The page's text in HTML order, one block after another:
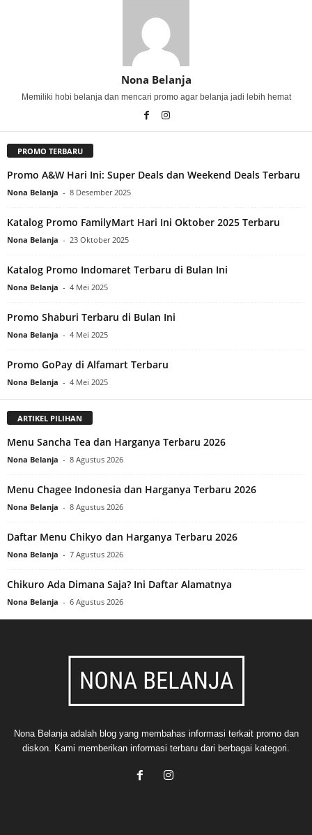
Nona Belanja
Memiliki hobi belanja dan mencari promo agar belanja jadi lebih hemat
PROMO TERBARU
Promo A&W Hari Ini: Super Deals dan Weekend Deals Terbaru
Nona Belanja - 8 Desember 2025
Katalog Promo FamilyMart Hari Ini Oktober 2025 Terbaru
Nona Belanja - 23 Oktober 2025
Katalog Promo Indomaret Terbaru di Bulan Ini
Nona Belanja - 4 Mei 2025
Promo Shaburi Terbaru di Bulan Ini
Nona Belanja - 4 Mei 2025
Promo GoPay di Alfamart Terbaru
Nona Belanja - 4 Mei 2025
ARTIKEL PILIHAN
Menu Sancha Tea dan Harganya Terbaru 2026
Nona Belanja - 8 Agustus 2026
Menu Chagee Indonesia dan Harganya Terbaru 2026
Nona Belanja - 8 Agustus 2026
Daftar Menu Chikyo dan Harganya Terbaru 2026
Nona Belanja - 7 Agustus 2026
Chikuro Ada Dimana Saja? Ini Daftar Alamatnya
Nona Belanja - 6 Agustus 2026
Nona Belanja adalah blog yang membahas informasi terkait promo dan
diskon. Kami memberikan informasi terbaru dari berbagai kategori.